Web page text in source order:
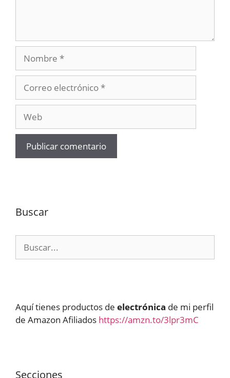
Nombre
electrónico
Buscar
Aquí tienes productos de electrónica de mi perfil
de Amazon Afiliados https://amzn.to/3lpr3mC
Secciones